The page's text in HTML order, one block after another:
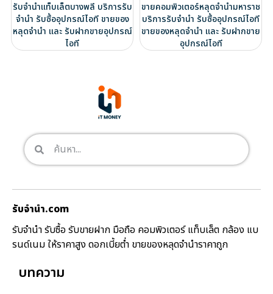
รับจำนำแท็บเล็ตบางพลี บริการรับ
จำนำ รับซื้ออุปกรณ์ไอที ขายของ
หลุดจำนำ และ รับฝากขายอุปกรณ์
ไอที
ขายคอมพิวเตอร์หลุดจำนำมหาราช
บริการรับจำนำ รับซื้ออุปกรณ์ไอที
ขายของหลุดจำนำ และ รับฝากขาย
อุปกรณ์ไอที
รับจํานํา.com
รับจำนำ รับซื้อ รับขายฝาก มือถือ คอมพิวเตอร์ แท็บเล็ต กล้อง แบ
รนด์เนม ให้ราคาสูง ดอกเบี้ยต่ำ ขายของหลุดจำนำราคาถูก
บทความ